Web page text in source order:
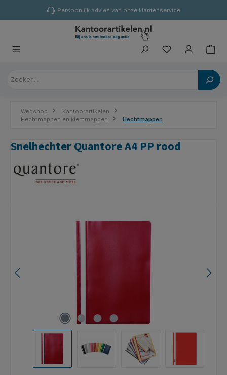
Persoonlijk advies van onze klantenservice
Webshop
Kantoorartikelen
Hechtmappen en klemmappen
Hechtmappen
Snelhechter Quantore A4 PP rood
Afbeeldingengalerij overslaan